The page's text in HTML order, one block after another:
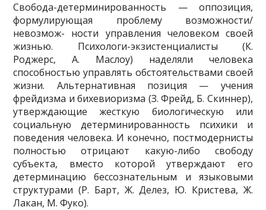
Свобода-детерминированность — оппозиция,
фор­мулирующая проблему возможности/
невозмож- ности управления человеком своей
жизнью. Пси­хологи-экзистенциалисты (К.
Роджерс, А. Маслоу) наделяли человека
способностью управлять обсто­ятельствами своей
жизни. Альтернативная позиция — учения
фрейдизма и бихевиоризма (З. Фрейд, Б. Скин­нер),
утверждающие жесткую биологическую или
социальную детерминированность психики и
пове­дения человека. И конечно, постмодернисты
полнос­тью отрицают какую-либо свободу
субъекта, вместо которой утверждают его
детерминацию бессозна­тельным и языковыми
структурами (Р. Барт, Ж. Де­лез, Ю. Кристева, Ж.
Лакан, М. Фуко).